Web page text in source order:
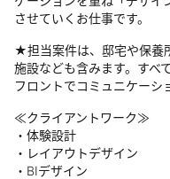
させていくお仕事です。
★担当案件は、邸宅や保養
施設なども含みます。すべ
フロントでコミュニケーシ
≪クライアントワーク≫
・体験設計
・レイアウトデザイン
・BIデザイン